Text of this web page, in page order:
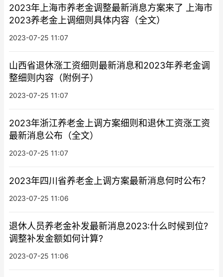
2023年上海市养老金调整最新消息方案来了 上海市
2023养老金上调细则具体内容（全文）
2023-07-25 11:07
山西省退休涨工资细则最新消息和2023年养老金调
整细则内容（附例子）
2023-07-25 11:07
2023年浙江养老金上调方案细则和退休工资涨工资
最新消息公布（全文）
2023-07-25 11:07
2023年四川省养老金上调方案最新消息何时公布？
2023-07-25 11:06
退休人员养老金补发最新消息2023:什么时候到位?
调整补发金额如何计算?
2023-07-25 11:06